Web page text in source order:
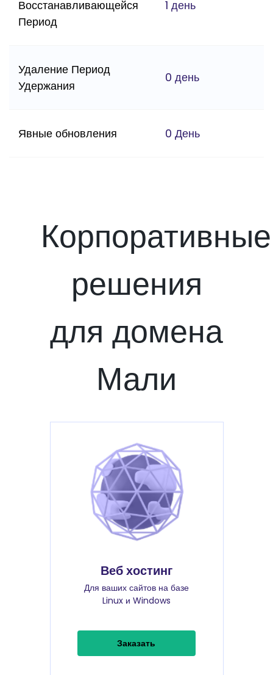
Восстанавливающейся
Период
1 день
Удаление Период
Удержания
0 день
Явные обновления 0 День
Корпоративные
решения
для домена
Мали
Веб хостинг
Для ваших сайтов на базе
Linux и Windows
Заказать